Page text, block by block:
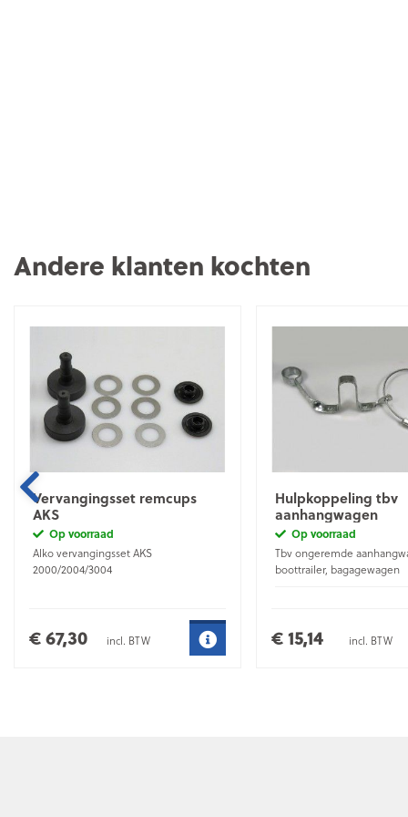
Andere klanten kochten
Vervangingsset remcups
AKS
Op voorraad
Alko vervangingsset AKS
2000/2004/3004
€ 67,30 incl. BTW
Hulpkoppeling tbv
aanhangwagen
Op voorraad
Tbv ongeremde
boottrailer, bagagewagen
€ 15,14 incl. BTW